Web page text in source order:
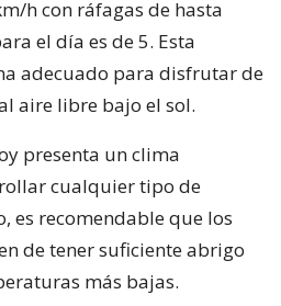
h con ráfagas de hasta
el día es de 5. Esta
adecuado para disfrutar de
aire libre bajo el sol.
presenta un clima
cualquier tipo de
es recomendable que los
de tener suficiente abrigo
más bajas.